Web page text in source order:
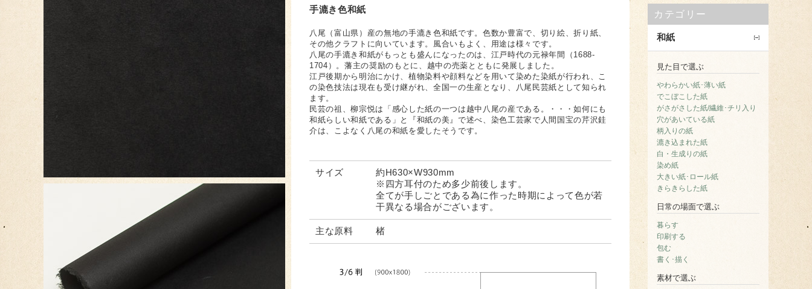
手漉き色和紙
八尾（富山県）産の無地の手漉き色和紙です。色数か豊富で、切り絵、折り紙、
その他クラフトに向いています。風合いもよく、用途は様々です。
八尾の手漉き和紙がもっとも盛んになったのは、江戸時代の元禄年間（1688-
1704）。藩主の奨励のもとに、越中の売薬とともに発展しました。
江戸後期から明治にかけ、植物染料や顔料などを用いて染めた染紙が行われ、こ
の染色技法は現在も受け継がれ、全国一の生産となり、八尾民芸紙として知られ
ます。
民芸の祖、柳宗悦は「感心した紙の一つは越中八尾の産である。・・・如何にも
和紙らしい和紙である」と『和紙の美』で述べ、染色工芸家で人間国宝の芹沢銈
介は、こよなく八尾の和紙を愛したそうです。
サイズ
約H630×W930mm
※四方耳付のため多少前後します。
全てが手しごとである為に作った時期によって色が若
干異なる場合がございます。
主な原料 楮
カテゴリー
和紙
見た目で選ぶ
やわらかい紙･薄い紙
でこぼこした紙
がさがさした紙/繊維･チリ入り
穴があいている紙
柄入りの紙
漉き込まれた紙
白・生成りの紙
染め紙
大きい紙･ロール紙
きらきらした紙
日常の場面で選ぶ
暮らす
印刷する
包む
書く･描く
素材で選ぶ